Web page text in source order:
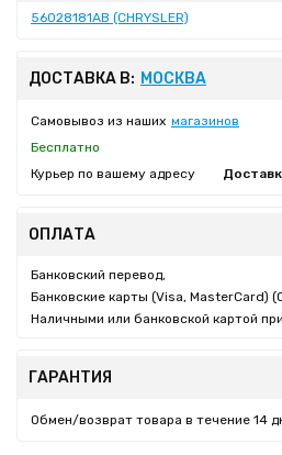
56028181AB (CHRYSLER)
ДОСТАВКА В: МОСКВА
Самовывоз из наших магазинов
Бесплатно
Курьер по вашему адресу
ОПЛАТА
Банковский перевод,
Банковские карты (Visa, MasterCard)
Наличными или банковской картой
ГАРАНТИЯ
Обмен/возврат товара в течение 14